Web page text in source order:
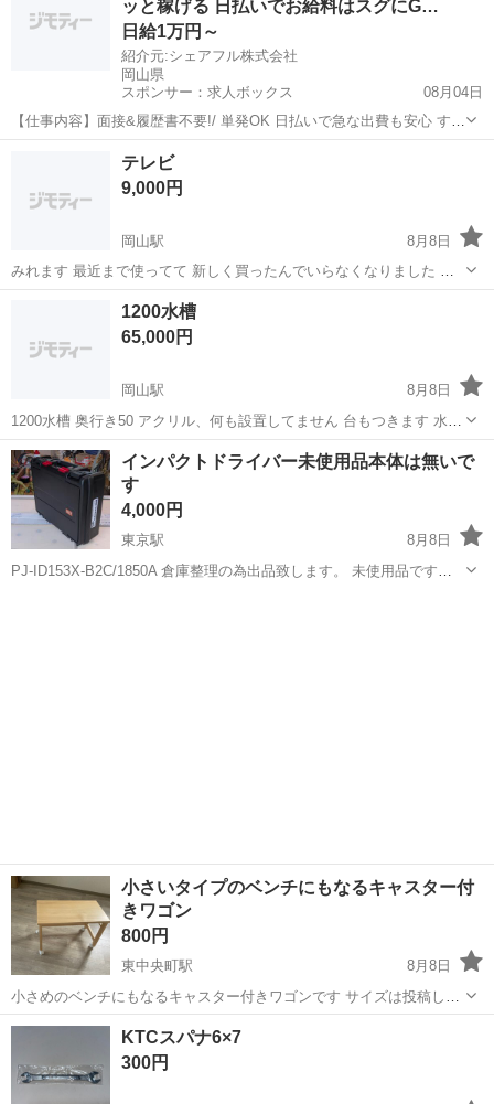
ッと稼げる 日払いでお給料はスグにG…
日給1万円～
紹介元:シェアフル株式会社
岡山県
スポンサー：求人ボックス
08月04日
【仕事内容】面接&履歴書不要!/ 単発OK 日払いで急な出費も安心 すぐ
働けて、お給料もスグGET! お仕事内容の一例 ・アパレル商品の梱包
・おもちゃのラベル貼り ・グッズの仕分け ・お菓子のシール貼り ・
コスメの検品 …etc...
テレビ
9,000円
岡山駅
8月8日
みれます 最近まで使ってて 新しく買ったんでいらなくなりました カ
ードは自分で買ってください リモコンなし コメント待ってます
岡山駅
1200水槽
65,000円
岡山駅
8月8日
1200水槽 奥行き50 アクリル、何も設置してません 台もつきます 水漏
れや割れのメッセージ無視します 即買いの人だけコメントください 値
下げ不可 コメントください
岡山 倉敷市 岡山駅 その他 水槽
インパクトドライバー未使用品本体は無いで
す
4,000円
東京駅
8月8日
PJ-ID153X-B2C/1850A 倉庫整理の為出品致します。 未使用品です
小さいタイプのベンチにもなるキャスター付
きワゴン
800円
東中央町駅
8月8日
小さめのベンチにもなるキャスター付きワゴンです サイズは投稿して
いるゴミ箱の半分くらいの高さです 岡山市南区浦安辺りへ引取りお願
い致します 他商品とのおまとめは割引致します。
岡山 岡山市 東中央町駅
KTCスパナ6×7
300円